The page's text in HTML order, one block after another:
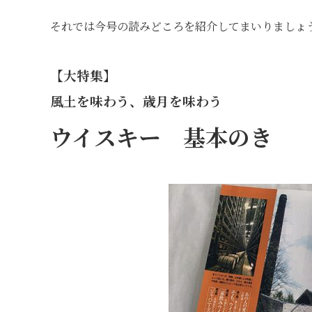
それでは今号の読みどころを紹介してまいりましょ
【大特集】
風土を味わう、歳月を味わう
ウイスキー 基本のき